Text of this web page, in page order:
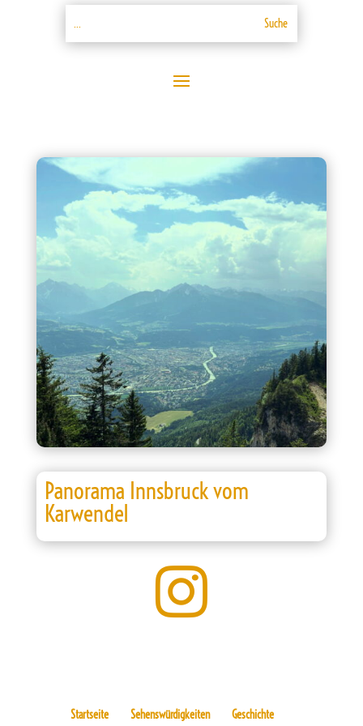
Panorama Innsbruck vom
Karwendel

Startseite Sehenswürdigkeiten Geschichte